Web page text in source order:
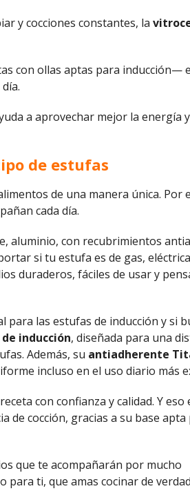
y cocciones constantes, la
con ollas aptas para inducción—
a aprovechar mejor la energía
de estufas
de una manera única. Por
cada día.
aluminio, con recubrimientos
si tu estufa es de gas,
duraderos, fáciles de usar y
para las estufas de inducción y si
de inducción, diseñada para una
Además, su antiadherente
incluso en el uso diario más
con confianza y calidad. Y
de cocción, gracias a su base
que te acompañarán por mucho
para ti, que amas cocinar de